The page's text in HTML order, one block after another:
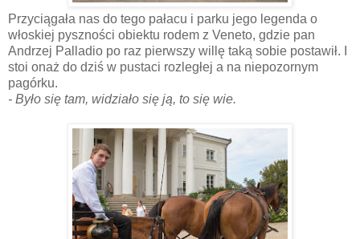
Przyciągała nas do tego pałacu i parku jego legenda o
włoskiej pyszności obiektu rodem z Veneto, gdzie pan
Andrzej Palladio po raz pierwszy willę taką sobie postawił. I
stoi onaż do dziś w pustaci rozległej a na niepozornym
pagórku.
- Było się tam, widziało się ją, to się wie.